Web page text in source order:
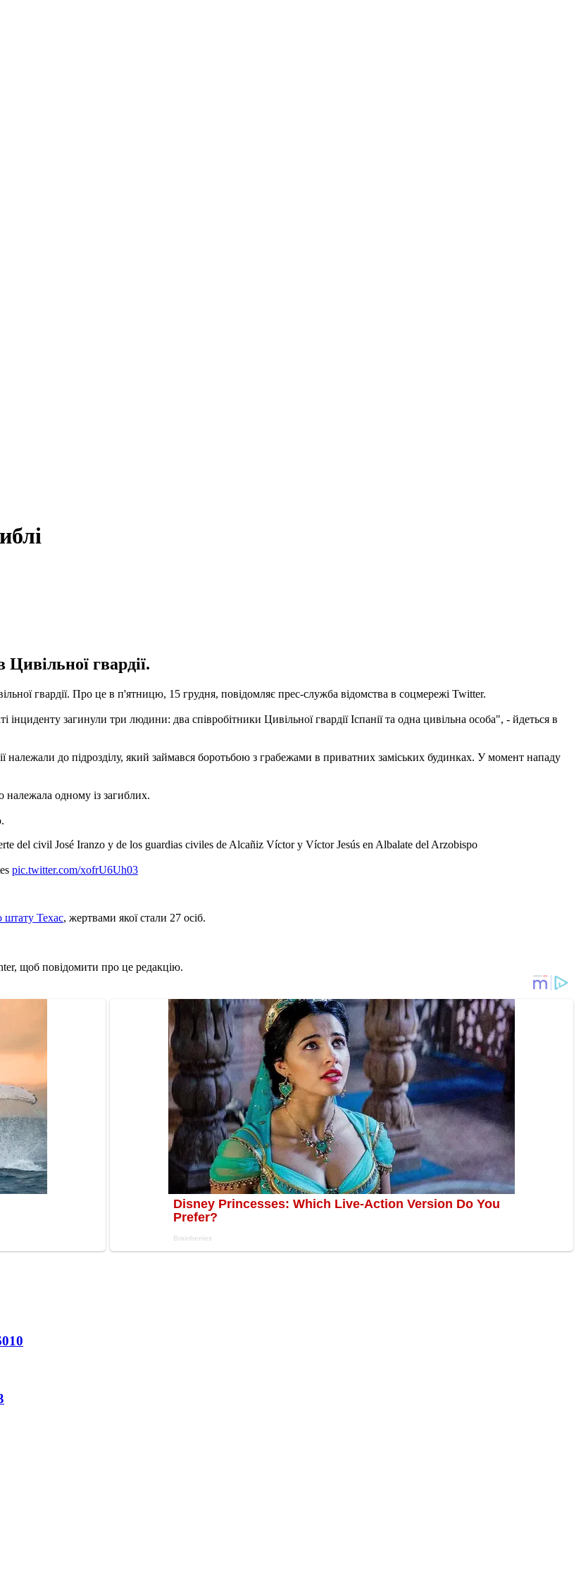
Цивільної гвардії.
гвардії. Про це в п'ятницю, 15 грудня, повідомляє прес-служба відомства в соцмережі Twitter.
інциденту загинули три людини: два співробітники Цивільної гвардії Іспанії та одна цивільна особа", - йдеться в
належали до підрозділу, який займався боротьбою з грабежами в приватних заміських будинках. У момент нападу
належала одному із загиблих.
del civil José Iranzo y de los guardias civiles de Alcañiz Víctor y Víctor Jesús en Albalate del Arzobispo
pic.twitter.com/xofrU6Uh03
штату Техас, жертвами якої стали 27 осіб.
щоб повідомити про це редакцію.